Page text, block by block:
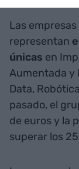
Las
representan
únicas en
Aumentada y
Data,
pasado, el
de euros y la
superar los